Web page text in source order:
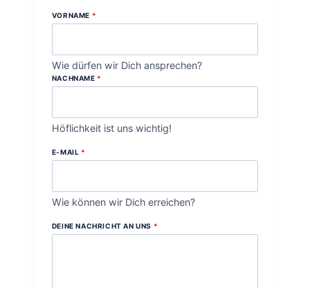
VORNAME *
Wie dürfen wir Dich ansprechen?
NACHNAME *
Höflichkeit ist uns wichtig!
E-MAIL *
Wie können wir Dich erreichen?
DEINE NACHRICHT AN UNS *